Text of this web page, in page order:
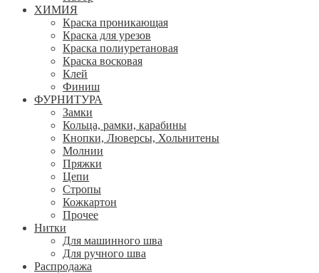
ХИМИЯ
Краска проникающая
Краска для урезов
Краска полиуретановая
Краска восковая
Клей
Финиш
ФУРНИТУРА
Замки
Кольца, рамки, карабины
Кнопки, Люверсы, Хольнитены
Молнии
Пряжки
Цепи
Стропы
Кожкартон
Прочее
Нитки
Для машинного шва
Для ручного шва
Распродажа